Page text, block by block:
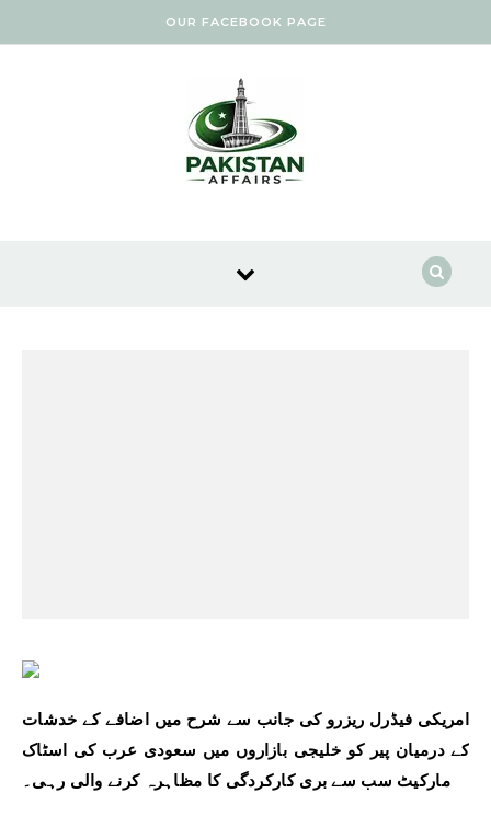
OUR FACEBOOK PAGE
امریکی فیڈرل ریزرو کی جانب سے شرح میں اضافے کے خدشات
کے درمیان پیر کو خلیجی بازاروں میں سعودی عرب کی اسٹاک
مارکیٹ سب سے بری کارکردگی کا مظاہرہ کرنے والی رہی۔